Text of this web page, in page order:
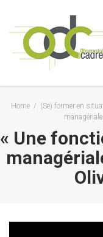
Home / (Se) former en
« Une